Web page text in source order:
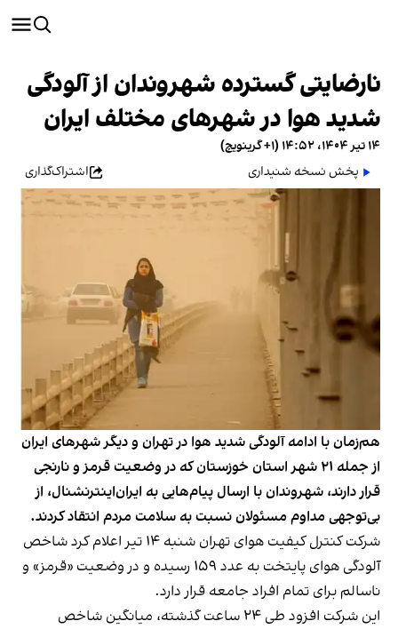
نارضایتی گسترده شهروندان از آلودگی
شدید هوا در شهرهای مختلف ایران
۱۴ تیر ۱۴۰۴، ۱۴:۵۲ (‎+۱ گرینویچ)
پخش نسخه شنیداری
اشتراک‌گذاری
هم‌زمان با ادامه آلودگی شدید هوا در تهران و دیگر شهرهای ایران
از جمله ۲۱ شهر استان خوزستان که در وضعیت قرمز و نارنجی
قرار دارند، شهروندان با ارسال پیام‌هایی به ایران‌اینترنشنال، از
بی‌توجهی مداوم مسئولان نسبت به سلامت مردم انتقاد کردند.
شرکت کنترل کیفیت هوای تهران شنبه ۱۴ تیر اعلام کرد شاخص
آلودگی هوای پایتخت به عدد ۱۵۹ رسیده و در وضعیت «قرمز» و
ناسالم برای تمام افراد جامعه قرار دارد.
این شرکت افزود طی ۲۴ ساعت گذشته، میانگین شاخص